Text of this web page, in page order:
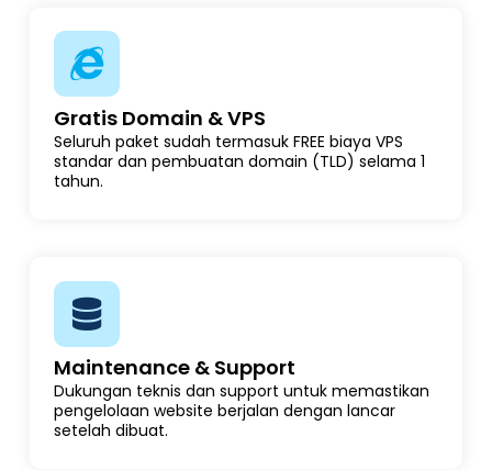
Gratis Domain & VPS
Seluruh paket sudah termasuk FREE biaya VPS
standar dan pembuatan domain (TLD) selama 1
tahun.
Maintenance & Support
Dukungan teknis dan support untuk memastikan
pengelolaan website berjalan dengan lancar
setelah dibuat.